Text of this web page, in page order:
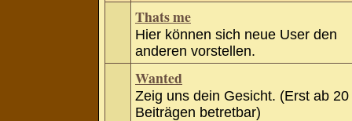
Thats me
Hier können sich neue User den
anderen vorstellen.
Wanted
Zeig uns dein Gesicht. (Erst ab 20
Beiträgen betretbar)